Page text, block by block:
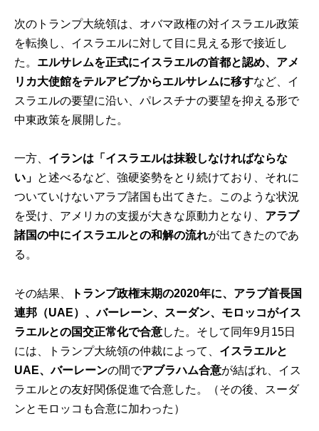
次のトランプ大統領は、オバマ政権の対イスラエル政策
を転換し、イスラエルに対して目に見える形で接近し
た。 エルサレムを正式にイスラエルの首都と認め、アメ
リカ大使館をテルアビブからエルサレムに移すなど、イ
スラエルの要望に沿い、パレスチナの要望を抑える形で
中東政策を展開した。
一方、 イランは「イスラエルは抹殺しなければならな
い」 と述べるなど、強硬姿勢をとり続けており、それに
ついていけないアラブ諸国も出てきた。このような状況
を受け、アメリカの支援が大きな原動力となり、 アラブ
諸国の中にイスラエルとの和解の流れが出てきたのであ
る。
その結果、
トランプ政権末期の2020年に、アラブ首長国
連邦（UAE）、バーレーン、スーダン、モロッコがイス
ラエルとの国交正常化で合意した。そして同年9月15日
には、トランプ大統領の仲裁によって、 イスラエルと
UAE、バーレーンの間でアブラハム合意が結ばれ、イス
ラエルとの友好関係促進で合意した。（その後、スーダ
ンとモロッコも合意に加わった）